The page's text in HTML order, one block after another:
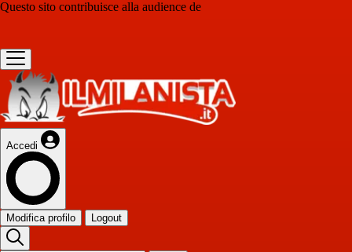
Questo sito contribuisce alla audience de
Accedi
Modifica profilo Logout